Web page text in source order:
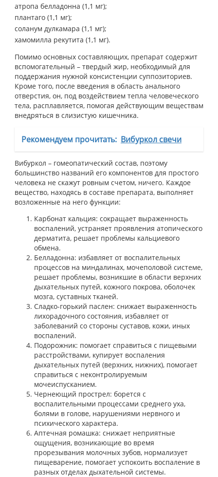
атропа белладонна (1,1 мг);
плантаго (1,1 мг);
соланум дулкамара (1,1 мг);
хамомилла рекутита (1,1 мг).
Помимо основных составляющих, препарат содержит
вспомогательный – твердый жир, необходимый для
поддержания нужной консистенции суппозиториев.
Кроме того, после введения в область анального
отверстия, он, под воздействием тепла человеческого
тела, расплавляется, помогая действующим веществам
внедряться в слизистую кишечника.
Рекомендуем прочитать: Вибуркол свечи
Вибуркол – гомеопатический состав, поэтому
большинство названий его компонентов для простого
человека не скажут ровным счетом, ничего. Каждое
вещество, находясь в составе препарата, выполняет
возложенные на него функции:
Карбонат кальция: сокращает выраженность
воспалений, устраняет проявления атопического
дерматита, решает проблемы кальциевого
обмена.
Белладонна: избавляет от воспалительных
процессов на миндалинах, мочеполовой системе,
решает проблемы, возникшие в области верхних
дыхательных путей, кожного покрова, оболочек
мозга, суставных тканей.
Сладко-горький паслен: снижает выраженность
лихорадочного состояния, избавляет от
заболеваний со стороны суставов, кожи, иных
воспалений.
Подорожник: помогает справиться с пищевыми
расстройствами, купирует воспаления
дыхательных путей (верхних, нижних), помогает
справиться с неконтролируемым
мочеиспусканием.
Чернеющий прострел: борется с
воспалительными процессами среднего уха,
болями в голове, нарушениями нервного и
психического характера.
Аптечная ромашка: снижает неприятные
ощущения, возникающие во время
прорезывания молочных зубов, нормализует
пищеварение, помогает успокоить воспаление в
разных отделах дыхательной системы.